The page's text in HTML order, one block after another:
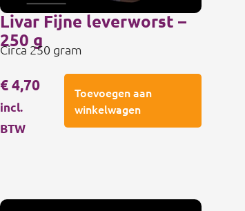
€4,70
incl.
BTW
Toevoegen aan
winkelwagen
Livar Fijne leverworst –
250 g
Circa 250 gram